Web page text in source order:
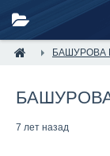
БАШУРОВА
БАШУРОВА
7 лет назад